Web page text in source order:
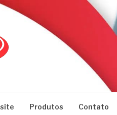
Produtos Contato